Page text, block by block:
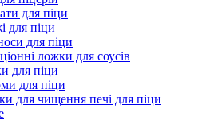
для піци
для піци
для піци
ложки для соусів
для піци
для піци
для чищення печі для піци